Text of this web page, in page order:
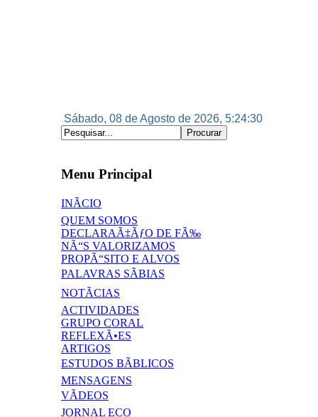
Sábado, 08 de Agosto de 2026, 5:24:30
Menu Principal
INÃCIO
QUEM SOMOS
DECLARAÃ‡ÃƒO DE FÃ‰
NÃ“S VALORIZAMOS
PROPÃ“SITO E ALVOS
PALAVRAS SÃBIAS
NOTÃCIAS
ACTIVIDADES
GRUPO CORAL
REFLEXÃ•ES
ARTIGOS
ESTUDOS BÃBLICOS
MENSAGENS
VÃDEOS
JORNAL ECO